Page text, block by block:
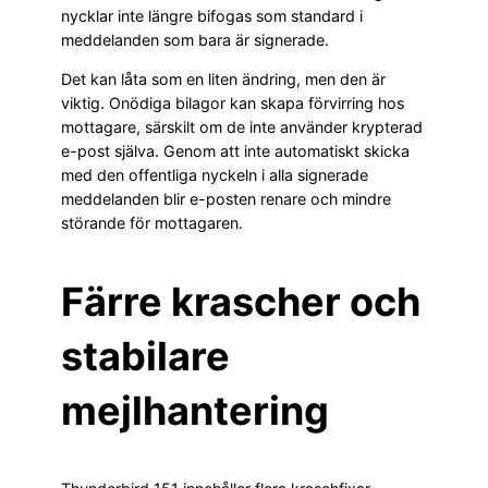
nycklar inte längre bifogas som standard i
meddelanden som bara är signerade.
Det kan låta som en liten ändring, men den är
viktig. Onödiga bilagor kan skapa förvirring hos
mottagare, särskilt om de inte använder krypterad
e-post själva. Genom att inte automatiskt skicka
med den offentliga nyckeln i alla signerade
meddelanden blir e-posten renare och mindre
störande för mottagaren.
Färre krascher och
stabilare
mejlhantering